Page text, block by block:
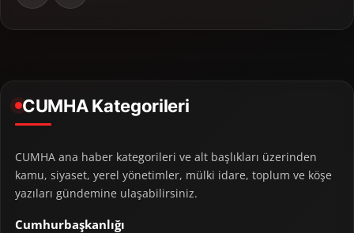
CUMHA Kategorileri
CUMHA ana haber kategorileri ve alt başlıkları üzerinden
kamu, siyaset, yerel yönetimler, mülki idare, toplum ve köşe
yazıları gündemine ulaşabilirsiniz.
Cumhurbaşkanlığı